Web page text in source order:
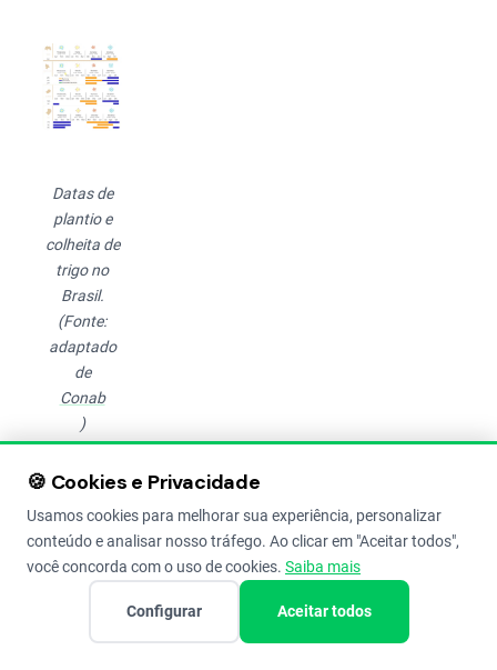
Datas de
plantio e
colheita de
trigo no
Brasil.
(Fonte:
adaptado
de
Conab
)
Principais
Problemas
🍪 Cookies e Privacidade
Usamos cookies para melhorar sua experiência, personalizar
conteúdo e analisar nosso tráfego. Ao clicar em "Aceitar todos",
você concorda com o uso de cookies. Saiba mais
Configurar Aceitar todos